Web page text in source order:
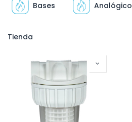
Bases Analógico
Tienda